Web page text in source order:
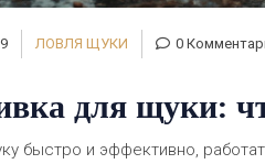
ЛОВЛЯ ЩУКИ 0
для щуки:
быстро и эффективно,